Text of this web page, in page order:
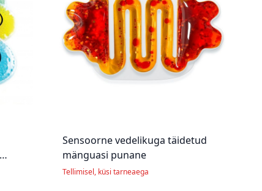
Sensoorne vedelikuga täidetud
mänguasi punane
Tellimisel, küsi tarneaega